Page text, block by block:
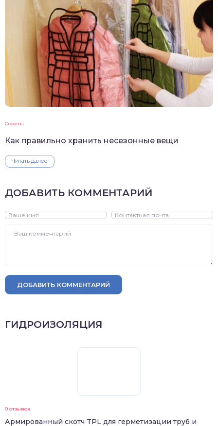
Советы
Как правильно хранить несезонные вещи
Читать далее
ДОБАВИТЬ КОММЕНТАРИЙ
ДОБАВИТЬ КОММЕНТАРИЙ
ГИДРОИЗОЛЯЦИЯ
0 отзывов
Армированный скотч TPL для герметизации труб и